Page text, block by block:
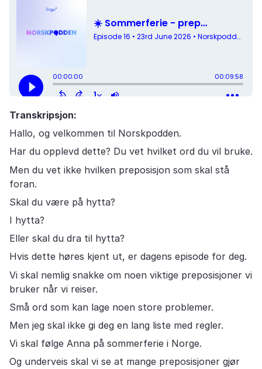
Transkripsjon:
Hallo, og velkommen til Norskpodden.
Har du opplevd dette? Du vet hvilket ord du vil bruke.
Men du vet ikke hvilken preposisjon som skal stå
foran.
Skal du være på hytta?
I hytta?
Eller skal du dra til hytta?
Hvis dette høres kjent ut, er dagens episode for deg.
Vi skal nemlig snakke om noen viktige preposisjoner vi
bruker når vi reiser.
Små ord som kan lage noen store problemer.
Men jeg skal ikke gi deg en lang liste med regler.
Vi skal følge Anna på sommerferie i Norge.
Og underveis skal vi se at mange preposisjoner gjør